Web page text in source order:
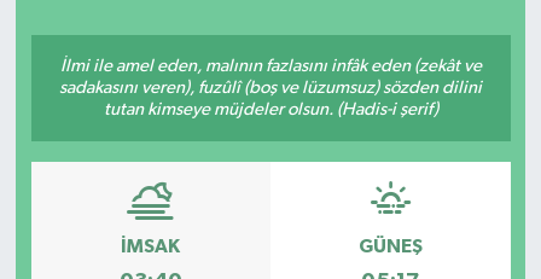
İlmi ile amel eden, malının fazlasını infâk eden (zekât ve
sadakasını veren), fuzûlî (boş ve lüzumsuz) sözden dilini
tutan kimseye müjdeler olsun. (Hadis-i şerif)
İMSAK GÜNEŞ